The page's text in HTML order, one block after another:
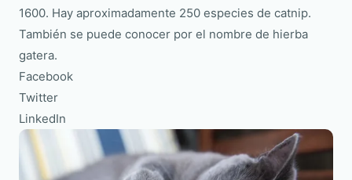
1600. Hay aproximadamente 250 especies de catnip.
También se puede conocer por el nombre de hierba
gatera.
Facebook
Twitter
LinkedIn